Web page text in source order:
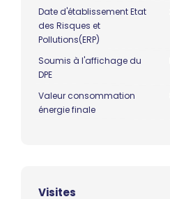
Date d'établissement Etat
des Risques et
Pollutions(ERP)
Soumis à l'affichage du
DPE
Valeur consommation
énergie finale
Visites